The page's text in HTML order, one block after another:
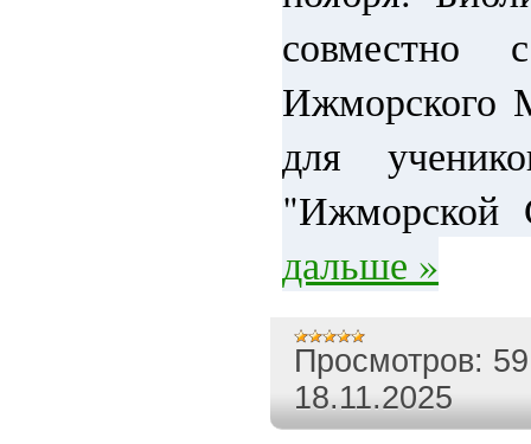
совместно
Ижморского
для
дальше »
Просмотров: 59
18.11.2025